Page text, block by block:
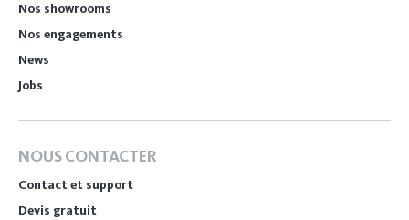
Nos showrooms
Nos engagements
News
Jobs
NOUS CONTACTER
Contact et support
Devis gratuit